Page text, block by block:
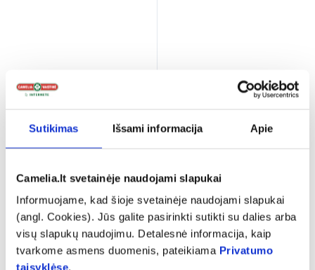
Sutikimas Išsami informacija Apie
Camelia.lt svetainėje naudojami slapukai
Informuojame, kad šioje svetainėje naudojami slapukai
(angl. Cookies). Jūs galite pasirinkti sutikti su dalies arba
visų slapukų naudojimu. Detalesnė informacija, kaip
tvarkome asmens duomenis, pateikiama Privatumo
taisyklėse.
Įvertinimas 5.0 iš 5
(2)
13,89 €
% PAPILDOMA NUOLAIDA
Į krepšelį
ALPA tinktūra
Įvertinimas 5.0 iš 5
4,29 €
% PAPILDOMA NUOLAIDA